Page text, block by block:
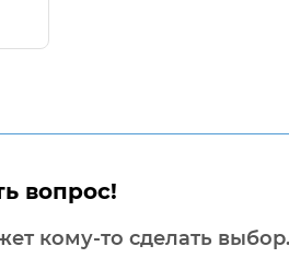
вопрос!
кому-то сделать